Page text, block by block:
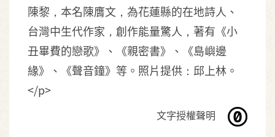
陳黎，本名陳膺文，為花蓮縣的在地詩人、
台灣中生代作家，創作能量驚人，著有《小
丑畢費的戀歌》、《親密書》、《島嶼邊
緣》、《聲音鐘》等。照片提供：邱上林。
</p>
文字授權聲明